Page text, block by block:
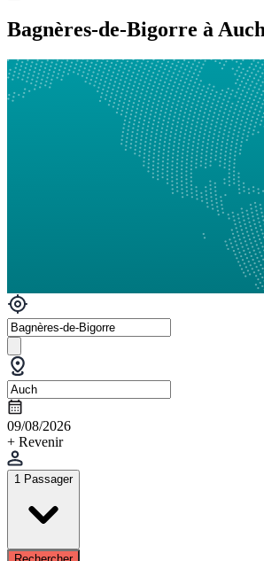
Bagnères-de-Bigorre à
09/08/2026
+ Revenir
1 Passager